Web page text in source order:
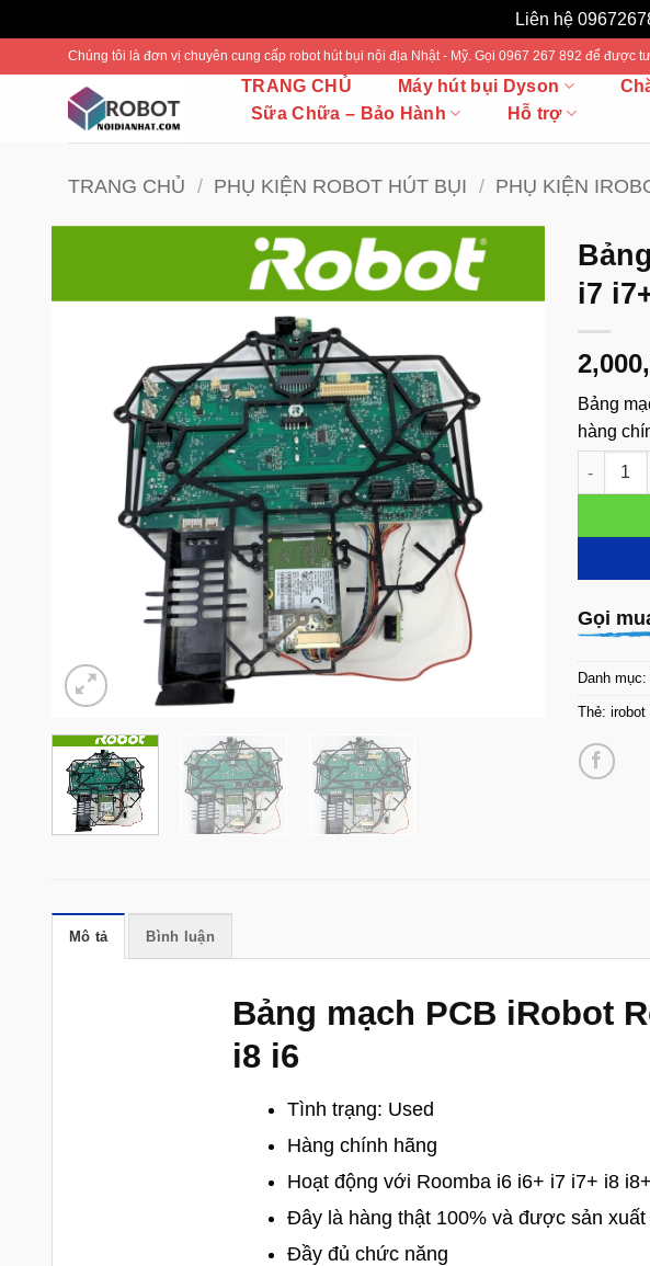
Liên hệ
qua
Chúng tôi là đơn vị chuyên cung cấp robot hút bụi nội địa Nhật - Mỹ. Gọi 0967 267 892 để được
TRANG CHỦ Máy hút bụi Dyson
Sữa Chữa – Bảo Hành
Hỗ trợ
TRANG CHỦ / PHỤ KIỆN ROBOT HÚT BỤI / PHỤ KIỆN
i7
Bảng
hàng
Bảng
Gọi
Danh mục:
Thẻ: irobot
Mô tả Bình luận
Bảng mạch PCB iRobot
i8 i6
Tình trạng: Used
Hàng chính hãng
Hoạt động với Roomba i6 i6+ i7 i7+ i8 i8+
Đây là hàng thật 100% và được sản
Đầy đủ chức năng